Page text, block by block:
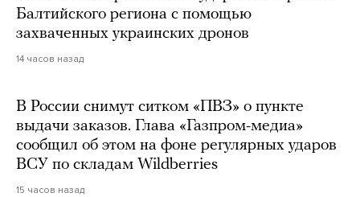
Балтийского региона с помощью
захваченных украинских дронов
14 часов назад
В России снимут ситком «ПВЗ» о пункте
выдачи заказов. Глава «Газпром-медиа»
сообщил об этом на фоне регулярных ударов
ВСУ по складам Wildberries
15 часов назад